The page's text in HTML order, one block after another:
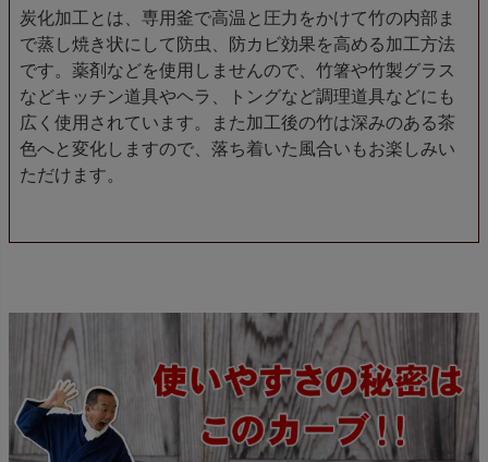
炭化加工とは、専用釜で高温と圧力をかけて竹の内部ま
で蒸し焼き状にして防虫、防カビ効果を高める加工方法
です。薬剤などを使用しませんので、竹箸や竹製グラス
などキッチン道具やヘラ、トングなど調理道具などにも
広く使用されています。また加工後の竹は深みのある茶
色へと変化しますので、落ち着いた風合いもお楽しみい
ただけます。